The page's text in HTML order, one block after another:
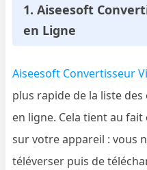
1. Aiseesoft
en Ligne
Aiseesoft Convertisseur
plus rapide de la liste
en ligne. Cela tient au
sur votre appareil : vous
téléverser puis de